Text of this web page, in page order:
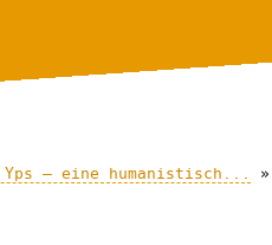
Yps – eine humanistisch... »